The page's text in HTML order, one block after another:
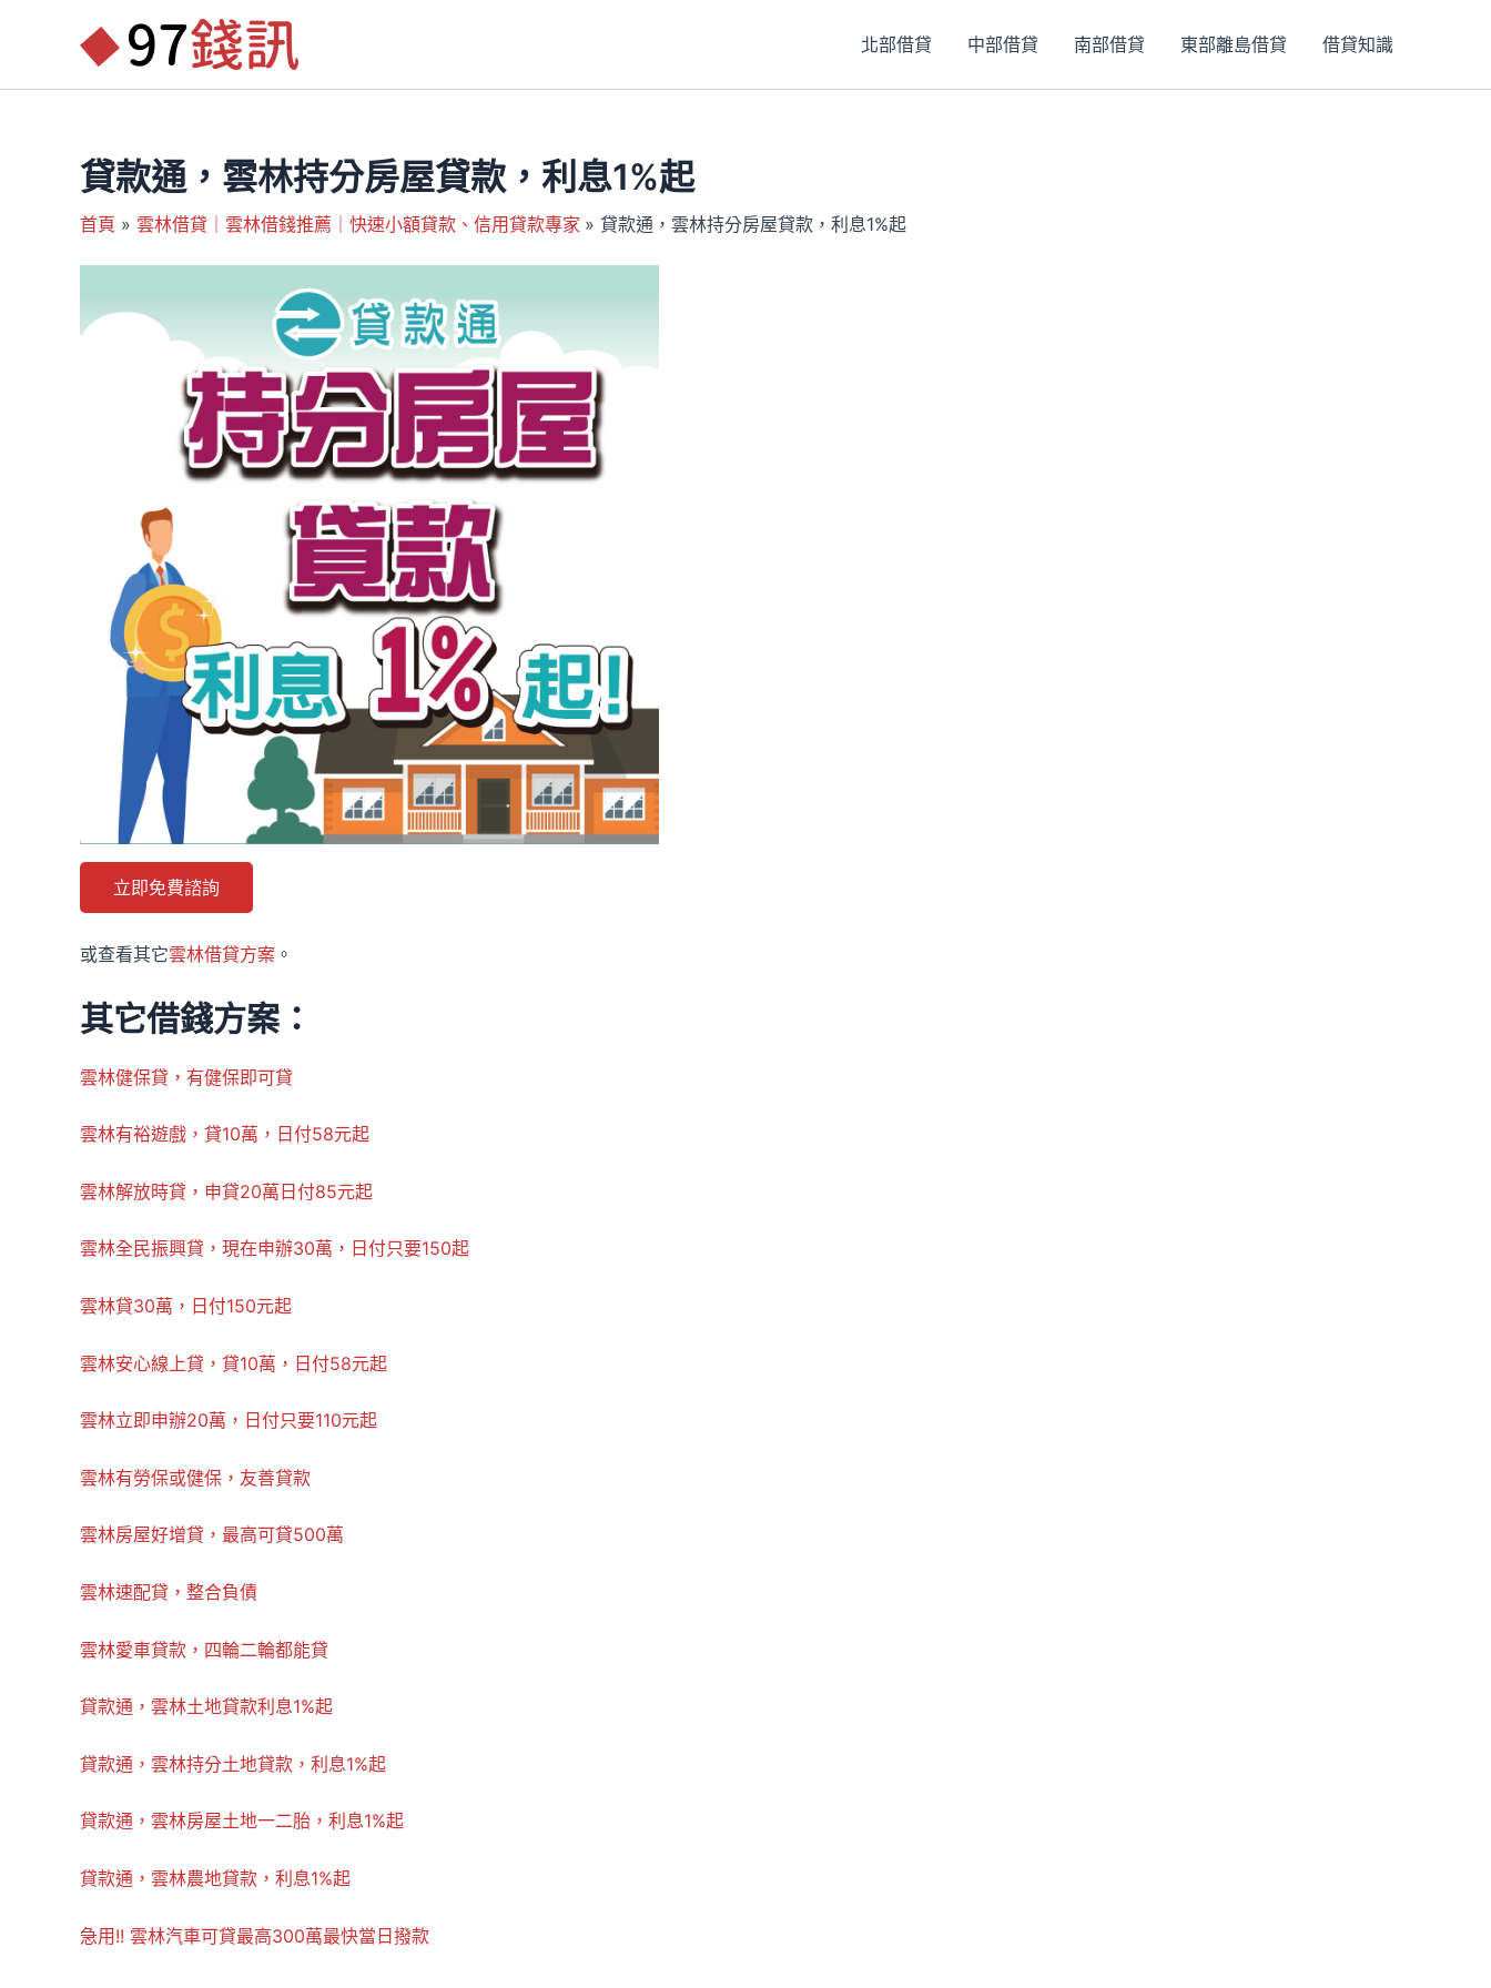
北部借貸 中部借貸 南部借貸 東部離島借貸 借貸知識
貸款通，雲林持分房屋貸款，利息1%起
首頁 雲林借貸｜雲林借錢推薦｜快速小額貸款、信用貸款專家 貸款通，雲林持分房屋貸款，利息1%起
立即免費諮詢
或查看其它雲林借貸方案 。
其它借錢方案：
雲林健保貸，有健保即可貸
雲林有裕遊戲，貸10萬，日付58元起
雲林解放時貸，申貸20萬日付85元起
雲林全民振興貸，現在申辦30萬，日付只要150起
雲林貸30萬，日付150元起
雲林安心線上貸，貸10萬，日付58元起
雲林立即申辦20萬，日付只要110元起
雲林有勞保或健保，友善貸款
雲林房屋好增貸，最高可貸500萬
雲林速配貸，整合負債
雲林愛車貸款，四輪二輪都能貸
貸款通，雲林土地貸款利息1%起
貸款通，雲林持分土地貸款，利息1%起
貸款通，雲林房屋土地一二胎，利息1%起
貸款通，雲林農地貸款，利息1%起
急用!! 雲林汽車可貸最高300萬最快當日撥款